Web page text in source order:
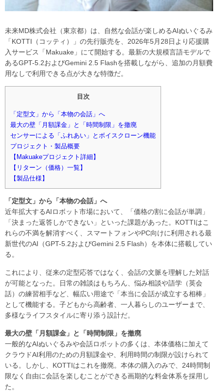
未来MD株式会社（東京都）は、自然な会話が楽しめるAIぬいぐるみ
「KOTTI（コッティ）」の先行販売を、2026年5月28日より応援購
入サービス「Makuake」にて開始する。最新の大規模言語モデルで
あるGPT-5.2およびGemini 2.5 Flashを搭載しながら、追加の月額費
用なしで利用できる点が大きな特徴だ。
目次
「定型文」から「本物の会話」へ
最大の壁「月額課金」と「時間制限」を撤廃
センサーによる「ふれあい」とボイスクローン機能
プロジェクト・製品概要
【Makuakeプロジェクト詳細】
【リターン（価格）一覧】
【製品仕様】
「定型文」から「本物の会話」へ
近年拡大するAIロボット市場において、「価格の割に会話が単調」
「決まった返答しかできない」といった課題があった。KOTTIはこ
れらの不満を解消すべく、スマートフォンやPC向けに利用される最
新世代のAI（GPT-5.2およびGemini 2.5 Flash）を本体に搭載してい
る。
これにより、従来の定型応答ではなく、会話の文脈を理解した対話
が可能となった。日常の雑談はもちろん、悩み相談や語学（英会
話）の練習相手など、幅広い用途で「本当に会話が成立する相棒」
として機能する。子どもから高齢者、一人暮らしのユーザーまで、
多様なライフスタイルに寄り添う設計だ。
最大の壁「月額課金」と「時間制限」を撤廃
一般的なAIぬいぐるみや会話ロボットの多くは、本体価格に加えて
クラウドAI利用のための月額課金や、利用時間の制限が設けられて
いる。しかし、KOTTIはこれを撤廃。本体の購入のみで、24時間制
限なく自由に会話を楽しむことができる画期的な料金体系を採用し
た。